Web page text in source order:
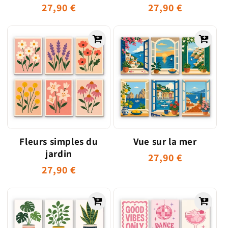
Prix
habituel
27,90 €
Prix
habituel
27,90 €
Fleurs simples du
jardin
Prix
habituel
27,90 €
Vue sur la mer
Prix
27,90 €